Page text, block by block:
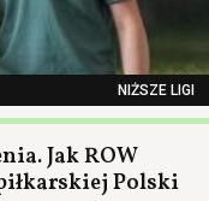
NIŻSZE LIGI
Jak ROW
Polski